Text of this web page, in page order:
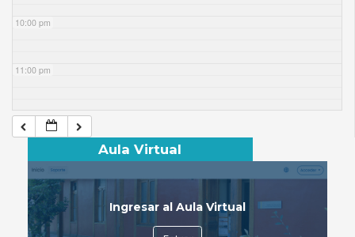
10:00 pm
11:00 pm
Aula Virtual
Ingresar al Aula Virtual